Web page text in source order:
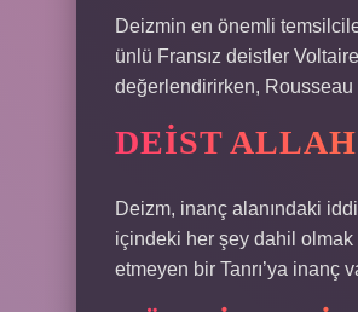
Deizmin en önemli
ünlü Fransız deistler
değerlendirirken,
DEIST
Deizm, inanç alanındaki
içindeki her şey dahil
etmeyen bir Tanrı’ya inanç